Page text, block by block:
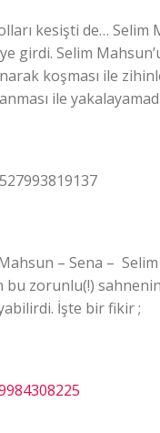
kesişti de… Selim
girdi. Selim
koşması ile
ile
– Sena – Selim
bu zorunlu(!)
İşte bir fikir ;